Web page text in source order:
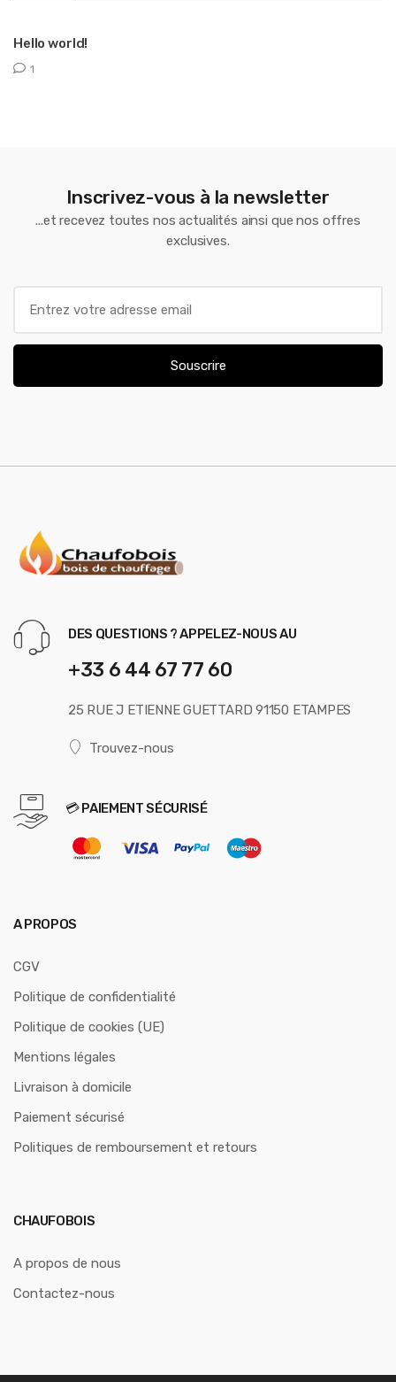
Hello world!
1
Inscrivez-vous à la newsletter
...et recevez toutes nos actualités ainsi que nos offres
exclusives.
l
Souscrire
DES QUESTIONS ? APPELEZ-NOUS AU
+33 6 44 67 77 60
25 RUE J ETIENNE GUETTARD 91150 ETAMPES
Trouvez-nous
💳 PAIEMENT SÉCURISÉ
A PROPOS
CGV
Politique de confidentialité
Politique de cookies (UE)
Mentions légales
Livraison à domicile
Paiement sécurisé
Politiques de remboursement et retours
CHAUFOBOIS
A propos de nous
Contactez-nous